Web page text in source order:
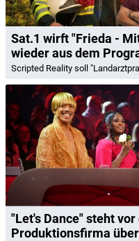
Sat.1 wirft "Frieda -
wieder aus dem
Scripted Reality soll
"Let's Dance" steht
Produktionsfirma